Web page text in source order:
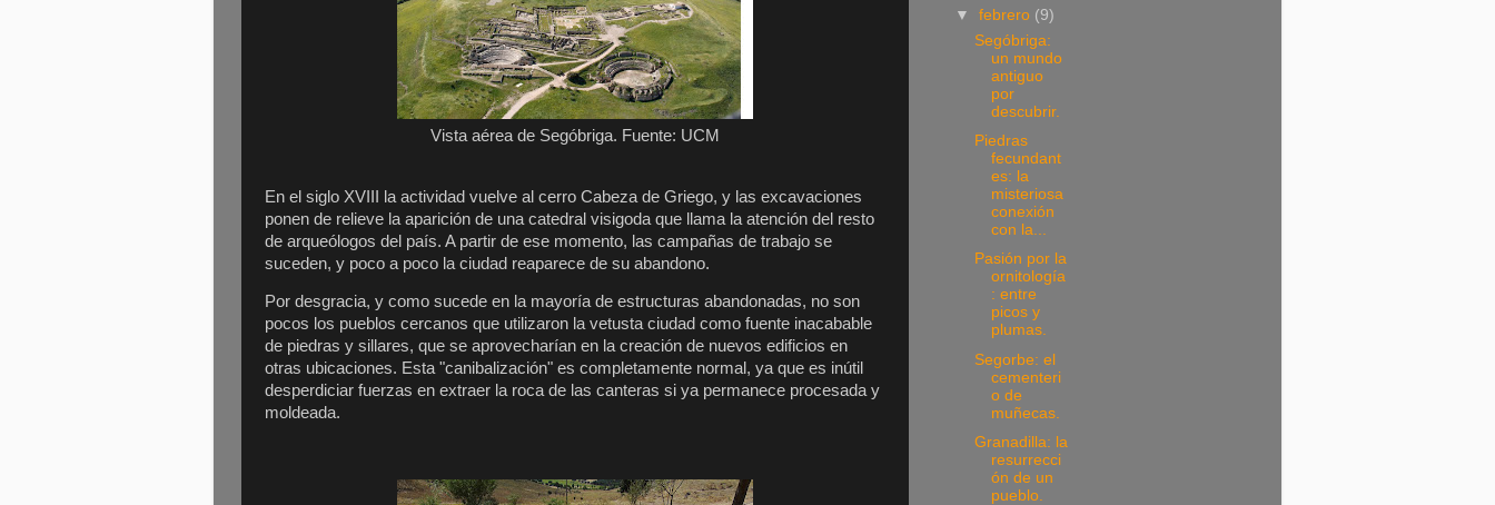
Vista aérea de Segóbriga. Fuente: UCM
En el siglo XVIII la actividad vuelve al cerro Cabeza de Griego, y las excavaciones
ponen de relieve la aparición de una catedral visigoda que llama la atención del resto
de arqueólogos del país. A partir de ese momento, las campañas de trabajo se
suceden, y poco a poco la ciudad reaparece de su abandono.
Por desgracia, y como sucede en la mayoría de estructuras abandonadas, no son
pocos los pueblos cercanos que utilizaron la vetusta ciudad como fuente inacabable
de piedras y sillares, que se aprovecharían en la creación de nuevos edificios en
otras ubicaciones. Esta "canibalización" es completamente normal, ya que es inútil
desperdiciar fuerzas en extraer la roca de las canteras si ya permanece procesada y
moldeada.
▼febrero (9)
Segóbriga:
un mundo
antiguo
por
descubrir.
Piedras
fecundant
es: la
misteriosa
conexión
con la...
Pasión por la
ornitología
: entre
picos y
plumas.
Segorbe: el
cementeri
o de
muñecas.
Granadilla: la
resurrecci
ón de un
pueblo.